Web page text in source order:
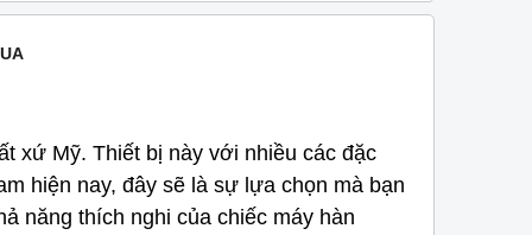
xứ Mỹ. Thiết bị này với nhiều các đặc
hiện nay, đây sẽ là sự lựa chọn mà bạn
năng thích nghi của chiếc máy hàn